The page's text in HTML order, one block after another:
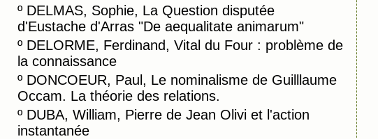
º DELMAS, Sophie, La Question disputée
d'Eustache d'Arras "De aequalitate animarum"
º DELORME, Ferdinand, Vital du Four : problème de
la connaissance
º DONCOEUR, Paul, Le nominalisme de Guilllaume
Occam. La théorie des relations.
º DUBA, William, Pierre de Jean Olivi et l'action
instantanée